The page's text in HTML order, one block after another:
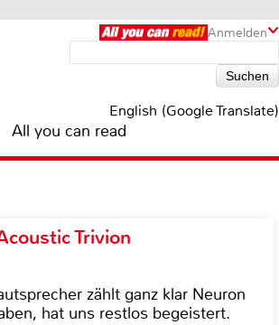
Anmelden
English (Google Translate)
All you can read
Trivion
zählt ganz klar Neuron
hat uns restlos begeistert.